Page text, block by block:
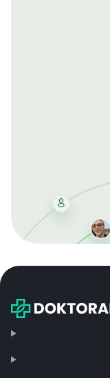
bei jeder